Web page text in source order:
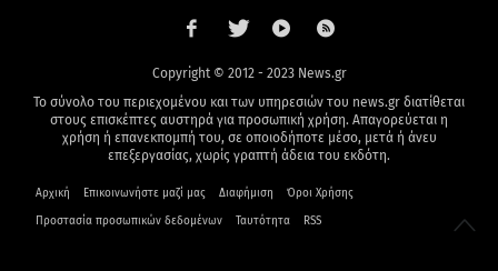
Copyright © 2012 - 2023 News.gr
Το σύνολο του περιεχομένου και των υπηρεσιών του news.gr διατίθεται
στους επισκέπτες αυστηρά για προσωπική χρήση. Απαγορεύεται η
χρήση ή επανεκπομπή του, σε οποιοδήποτε μέσο, μετά ή άνευ
επεξεργασίας, χωρίς γραπτή άδεια του εκδότη.
Αρχική Επικοινωνήστε μαζί μας Διαφήμιση Όροι Χρήσης
Προστασία προσωπικών δεδομένων Ταυτότητα RSS